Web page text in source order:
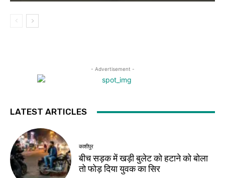
- Advertisement -
LATEST ARTICLES
काशीपुर
बीच सड़क में खड़ी बुलेट को हटाने को बोला
तो फोड़ दिया युवक का सिर